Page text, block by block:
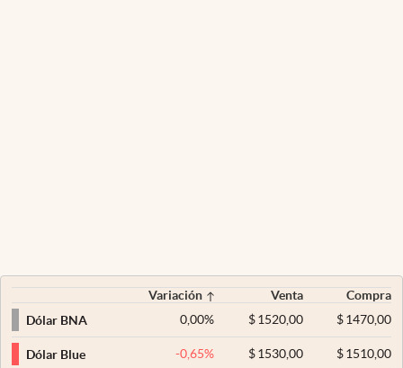
Variación Venta
Compra
Dólar BNA
0,00% $ 1520,00 $1470,00
Dólar Blue -0,65% $ 1530,00 $1510,00